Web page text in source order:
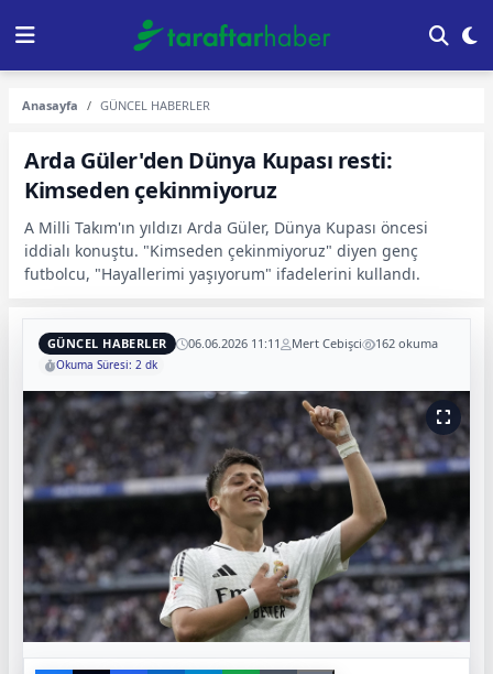
Anasayfa GÜNCEL HABERLER
Arda Güler'den Dünya Kupası resti:
Kimseden çekinmiyoruz
A Milli Takım'ın yıldızı Arda Güler, Dünya Kupası öncesi
iddialı konuştu. "Kimseden çekinmiyoruz" diyen genç
futbolcu, "Hayallerimi yaşıyorum" ifadelerini kullandı.
GÜNCEL HABERLER 06.06.2026 11:11 Mert Cebişci 162 okuma
Okuma Süresi: 2 dk